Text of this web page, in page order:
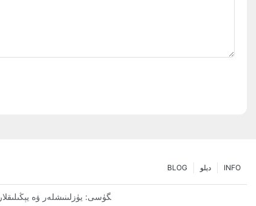
INFO دېلو BLOG
پالتا تاقاش چارىلىرىنىڭ كەلگۈسى: يۈزلىنىشلەر ۋە يېڭىلىقلار